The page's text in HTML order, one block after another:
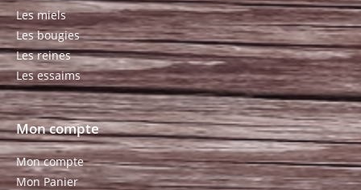
Les miels
Les bougies
Les reines
Les essaims
Mon compte
Mon compte
Mon Panier